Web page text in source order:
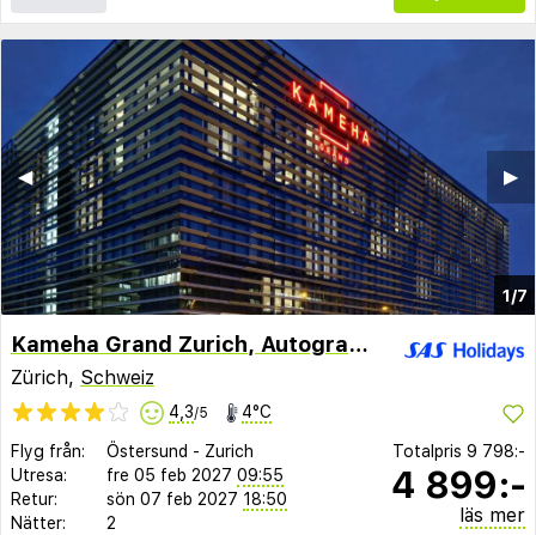
1/7
▶︎
◀︎
Kameha Grand Zurich, Autograph Collection
Zürich, Schweiz
4,3/5 4°C
Flyg från: Östersund - Zurich
Utresa:
fre 05 feb 2027 09:55
Retur:
sön 07 feb 2027 18:50
Nätter:
2
Totalpris 9 798:-
4 899:-
läs mer